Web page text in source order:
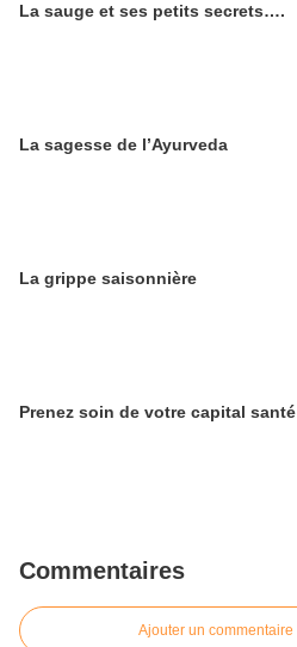
La sauge et ses petits secrets….
La sagesse de l’Ayurveda
La grippe saisonnière
Prenez soin de votre capital santé
Commentaires
Ajouter un commentaire